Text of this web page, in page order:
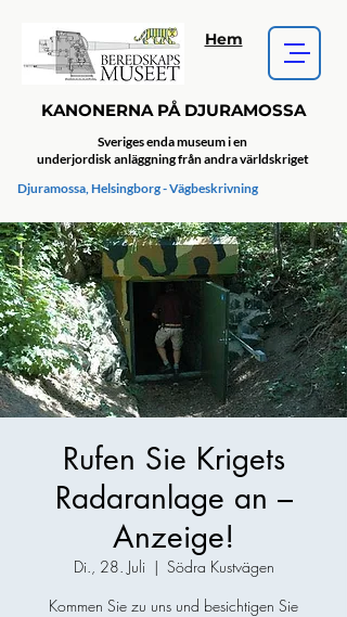
KANONERNA PÅ DJURAMOSSA
Djuramossa, Helsingborg - Vägbeskrivning
Sveriges enda museum i en
underjordisk anläggning från andra världskriget
Hem
Rufen Sie Krigets
Radaranlage an –
Anzeige!
Di., 28. Juli
  |
Södra Kustvägen
Kommen Sie zu uns und besichtigen Sie